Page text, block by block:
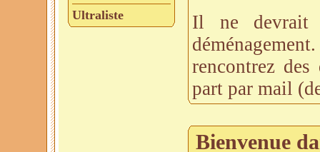
Ultraliste
Il ne devrait
rencontrez
part par mail
Bienvenue